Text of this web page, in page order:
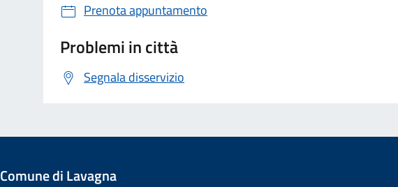
Prenota appuntamento
Problemi in città
Segnala disservizio
Comune di Lavagna